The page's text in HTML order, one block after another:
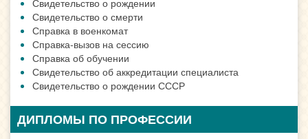
Свидетельство о рождении
Свидетельство о смерти
Справка в военкомат
Справка-вызов на сессию
Справка об обучении
Свидетельство об аккредитации специалиста
Свидетельство о рождении СССР
ДИПЛОМЫ ПО ПРОФЕССИИ